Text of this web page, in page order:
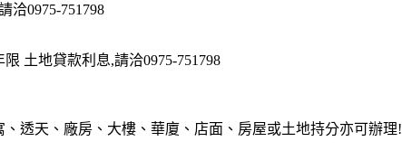
洽0975-751798
土地貸款利息,請洽0975-751798
透天、廠房、大樓、華廈、店面、房屋或土地持分亦可辦理!